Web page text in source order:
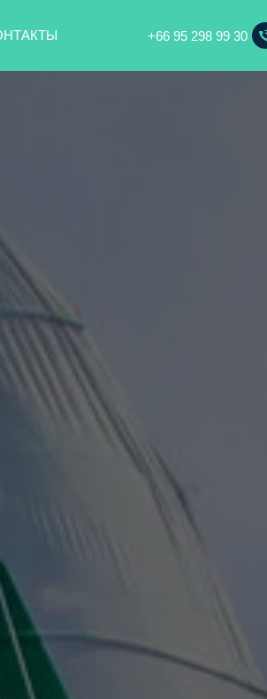
+66 95 298 99 30